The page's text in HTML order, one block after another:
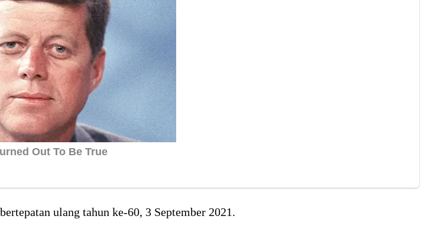
ulang tahun ke-60, 3 September 2021.